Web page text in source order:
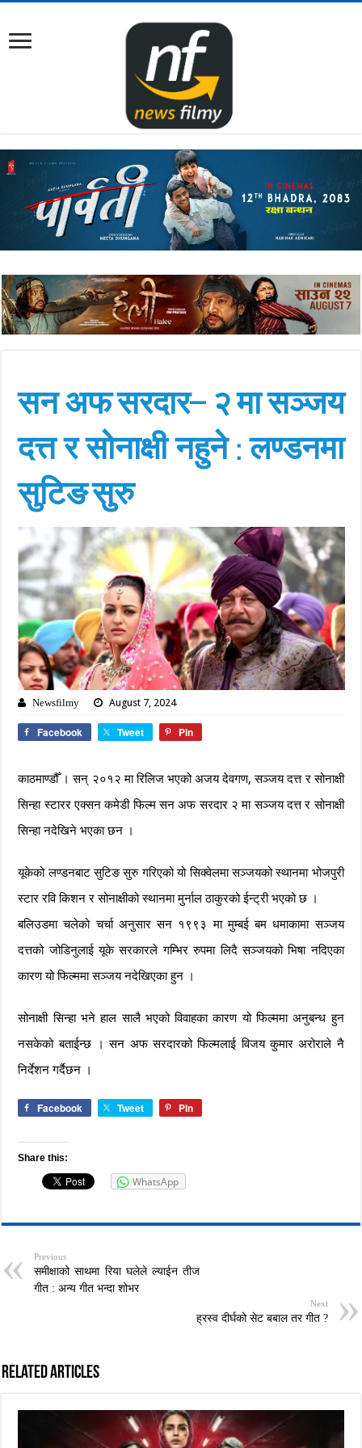
सन अफ सरदार– २ मा सञ्जय
दत्त र सोनाक्षी नहुने : लण्डनमा
सुटिङ सुरु
Newsfilmy August 7, 2024
Facebook Tweet Pin
काठमाण्डौँ । सन् २०१२ मा रिलिज भएको अजय देवगण, सञ्जय दत्त र सोनाक्षी
सिन्हा स्टारर एक्सन कमेडी फिल्म सन अफ सरदार २ मा सञ्जय दत्त र सोनाक्षी
सिन्हा नदेखिने भएका छन ।
यूकेको लण्डनबाट सुटिङ सुरु गरिएको यो सिक्वेलमा सञ्जयको स्थानमा भोजपुरी
स्टार रवि किशन र सोनाक्षीको स्थानमा मुर्नाल ठाकुरको ईन्ट्री भएको छ ।
बलिउडमा चलेको चर्चा अनुसार सन १९९३ मा मुम्बई बम धमाकामा सञ्जय
दत्तको जोडिनुलाई यूके सरकारले गम्भिर रुपमा लिदै सञ्जयको भिषा नदिएका
कारण यो फिल्ममा सञ्जय नदेखिएका हुन ।
सोनाक्षी सिन्हा भने हाल सालै भएको विवाहका कारण यो फिल्ममा अनुबन्ध हुन
नसकेको बताईन्छ । सन अफ सरदारको फिल्मलाई विजय कुमार अरोराले नै
निर्देशन गर्दैछन ।
Facebook Tweet Pin
Share this:
WhatsApp
Previous
समीक्षाको साथमा रिया घलेले ल्याईन तीज
गीत : अन्य गीत भन्दा शोभर
Next
ह्रस्व दीर्घको सेट बबाल तर गीत ?
Related Articles